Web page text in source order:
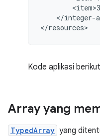
</integer-
</resources>
Kode aplikasi
Array yang
TypedArray yang